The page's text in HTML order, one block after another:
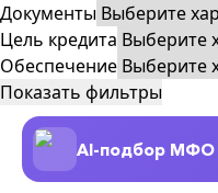
Документы
Цель кредита
Обеспечение
Показать фильтры
AI-подбор МФО